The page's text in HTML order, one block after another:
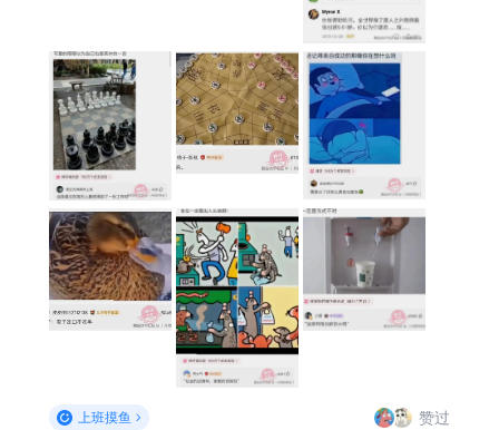
上班摸鱼 赞过